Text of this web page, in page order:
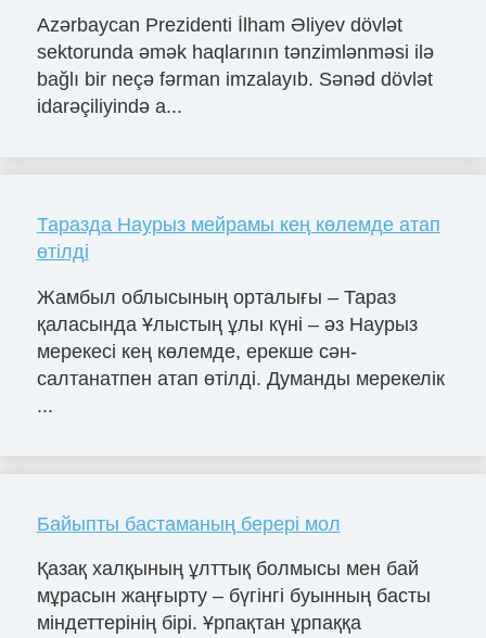
Azərbaycan Prezidenti İlham Əliyev dövlət
sektorunda əmək haqlarının tənzimlənməsi ilə
bağlı bir neçə fərman imzalayıb. Sənəd dövlət
idarəçiliyində a...
Таразда Наурыз мейрамы кең көлемде атап
өтілді
Жамбыл облысының орталығы – Тараз
қаласында Ұлыстың ұлы күні – әз Наурыз
мерекесі кең көлемде, ерекше сән-
салтанатпен атап өтілді. Думанды мерекелік
...
Байыпты бастаманың берері мол
Қазақ халқының ұлттық болмысы мен бай
мұрасын жаңғырту – бүгінгі буынның басты
міндеттерінің бірі. Ұрпақтан ұрпаққа